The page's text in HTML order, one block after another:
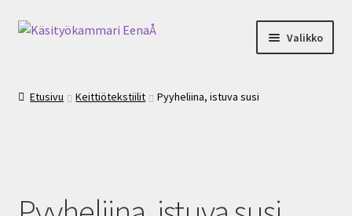
Siirry
Siirry
Valikko
Yhteystiedot
Etusivu Keittiötekstiilit Pyyheliina, istuva susi